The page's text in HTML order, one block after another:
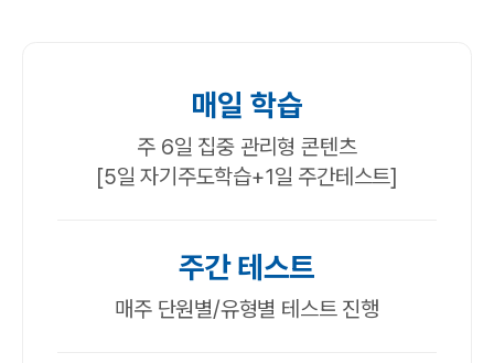
매일 학습
주 6일 집중 관리형 콘텐츠
[5일 자기주도학습+1일 주간테스트]
주간 테스트
매주 단원별/유형별 테스트 진행